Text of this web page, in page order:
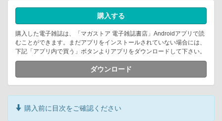
購入する
購入した電子雑誌は、「マガストア 電子雑誌書店」Androidアプリで読
むことができます。まだアプリをインストールされていない場合には、
下記「アプリ内で買う」ボタンよりアプリをダウンロードして下さい。
ダウンロード
購入前に目次をご確認ください